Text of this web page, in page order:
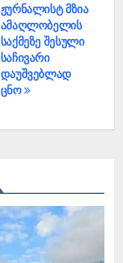
ჟურნალისტ მზია
ამაღლობელის
საქმეზე შესული
საჩივარი
დაუშვებლად
ცნო